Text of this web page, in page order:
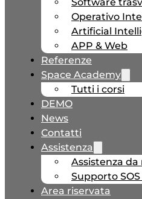
Operativo
Artificial
APP & Web
Referenze
Space Academy
Tutti i corsi
DEMO
News
Contatti
Assistenza
Assistenza
Supporto
Area riservata